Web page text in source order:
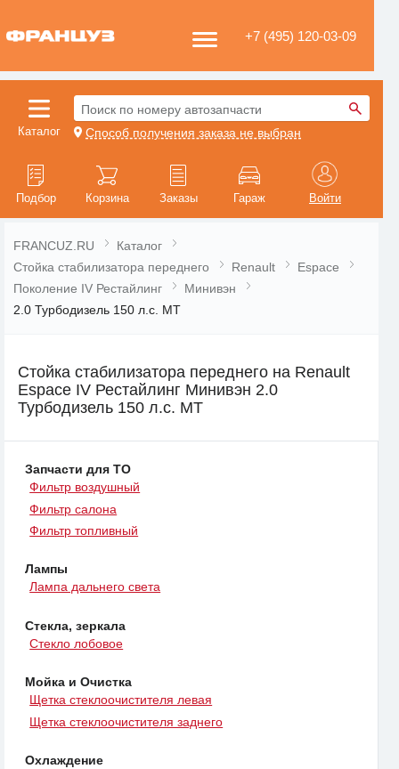
+7 (495) 120-03-09
Каталог
Поиск по номеру автозапчасти
Способ получения заказа не выбран
Подбор Корзина Заказы Гараж Войти
FRANCUZ.RU
Каталог
Стойка стабилизатора переднего
Renault
Espace
Поколение IV Рестайлинг
Минивэн
2.0 Турбодизель 150 л.с. MT
Стойка стабилизатора переднего на Renault
Espace IV Рестайлинг Минивэн 2.0
Турбодизель 150 л.с. MT
Запчасти для ТО
Фильтр воздушный
Фильтр салона
Фильтр топливный
Лампы
Лампа дальнего света
Стекла, зеркала
Стекло лобовое
Мойка и Очистка
Щетка стеклоочистителя левая
Щетка стеклоочистителя заднего
Охлаждение